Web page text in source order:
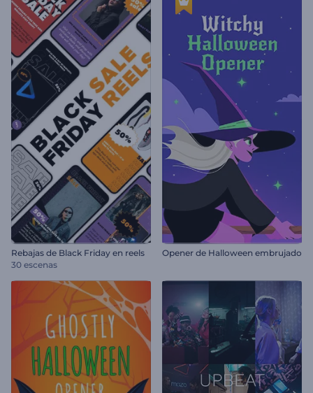
Rebajas de Black Friday en reels
30 escenas
Opener de Halloween embrujado